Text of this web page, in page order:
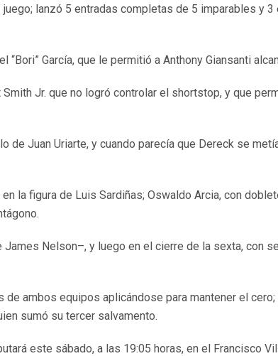
lanzó 5 entradas completas de 5 imparables y
García, que le permitió a Anthony Giansanti
Jr. que no logró controlar el shortstop, y que
Juan Uriarte, y cuando parecía que Dereck se
la figura de Luis Sardiñas; Oswaldo Arcia, con
Nelson–, y luego en el cierre de la sexta, con
ambos equipos aplicándose para mantener el
sumó su tercer salvamento.
este sábado, a las 19:05 horas, en el Francisco